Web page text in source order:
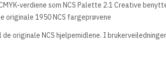
verdiene som NCS Palette 2.1 Creative
originale 1950 NCS fargeprøvene
originale NCS hjelpemidlene. I